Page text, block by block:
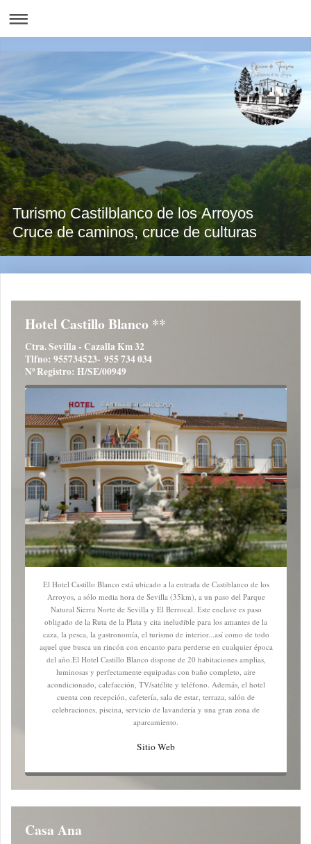
Turismo Castilblanco de los Arroyos
Cruce de caminos, cruce de culturas
Hotel Castillo Blanco **
Ctra. Sevilla - Cazalla Km 32
Tlfno: 955734523- 955 734 034
Nº Registro: H/SE/00949
El Hotel Castillo Blanco está ubicado a la entrada de Castiblanco de los
Arroyos, a sólo media hora de Sevilla (35km), a un paso del Parque
Natural Sierra Norte de Sevilla y El Berrocal. Este enclave es paso
obligado de la Ruta de la Plata y cita ineludible para los amantes de la
caza, la pesca, la gastronomía, el turismo de interior...así como de todo
aquel que busca un rincón con encanto para perderse en cualquier época
del año.El Hotel Castillo Blanco dispone de 20 habitaciones amplias,
luminosas y perfectamente equipadas con baño completo, aire
acondicionado, calefacción, TV/satélite y teléfono. Además, el hotel
cuenta con recepción, cafetería, sala de estar, terraza, salón de
celebraciones, piscina, servicio de lavandería y una gran zona de
aparcamiento.
Sitio Web
Casa Ana